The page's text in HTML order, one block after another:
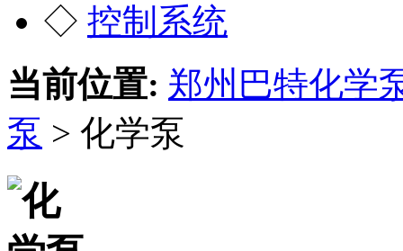
◇ 控制系统
当前位置: 郑州巴特化学
泵 > 化学泵